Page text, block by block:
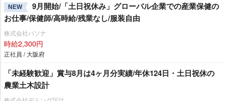
NEW
9月開始/「土日祝休み」グローバル企業での産業保健の
お仕事/保健師/高時給/残業なし/服装自由
株式会社パソナ
時給2,300円
正社員 / 大阪府
「未経験歓迎」賞与8月は4ヶ月分実績/年休124日・土日祝休の
農業土木設計